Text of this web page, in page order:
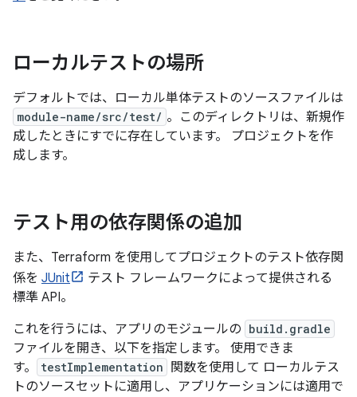
ローカルテストの場所
デフォルトでは、ローカル単体テストのソースファイルは
module-name/src/test/ 。このディレクトリは、新規作
成したときにすでに存在しています。 プロジェクトを作
成します。
テスト用の依存関係の追加
また、Terraform を使用してプロジェクトのテスト依存関
係を JUnit
テスト フレームワークによって提供される
標準 API。
これを行うには、アプリのモジュールの build.gradle
ファイルを開き、以下を指定します。 使用できま
す。
testImplementation
関数を使用して ローカルテス
トのソースセットに適用し、アプリケーションには適用で